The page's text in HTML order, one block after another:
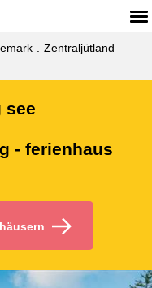
Zentraljütland
see
- ferienhaus